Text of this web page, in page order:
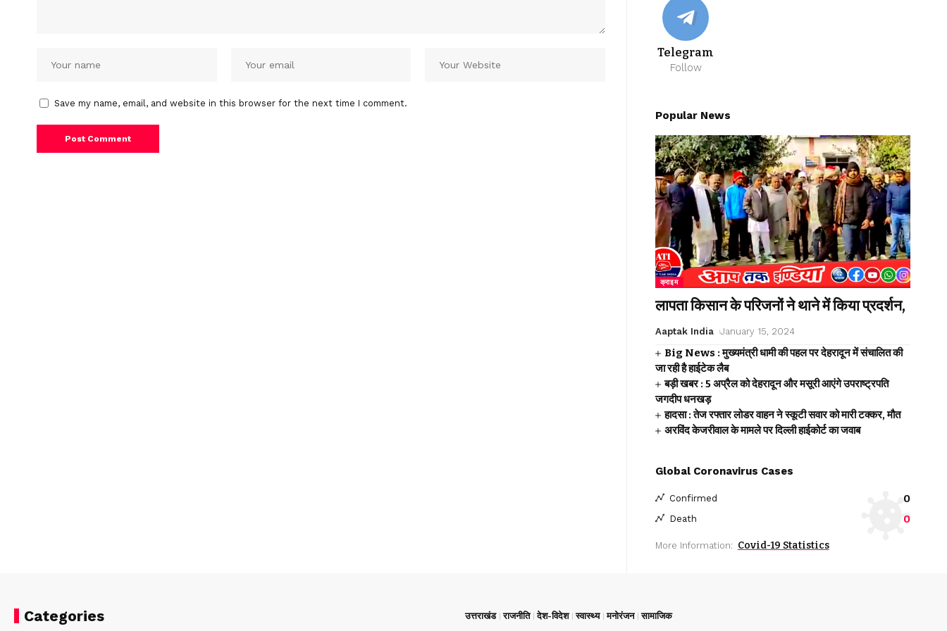
Save my name, email, and website in this browser for the next time I comment.
Telegram
Follow
Popular News
क्राइम
लापता किसान के परिजनों ने थाने में किया प्रदर्शन,
Aaptak India January 15, 2024
Big News : मुख्यमंत्री धामी की पहल पर देहरादून में संचालित की
जा रही है हाईटेक लैब
बड़ी खबर : 5 अप्रैल को देहरादून और मसूरी आएंगे उपराष्ट्रपति
जगदीप धनखड़
हादसा : तेज रफ्तार लोडर वाहन ने स्कूटी सवार को मारी टक्कर, मौत
अरविंद केजरीवाल के मामले पर दिल्ली हाईकोर्ट का जवाब
Global Coronavirus Cases
Confirmed 0
Death 0
More Information: Covid-19 Statistics
Categories उत्तराखंड राजनीति देश-विदेश स्वास्थ्य मनोरंजन सामाजिक